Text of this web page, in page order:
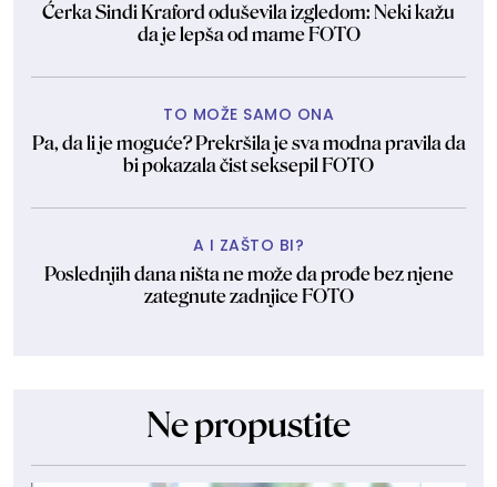
Ćerka Sindi Kraford oduševila izgledom: Neki kažu
da je lepša od mame FOTO
TO MOŽE SAMO ONA
Pa, da li je moguće? Prekršila je sva modna pravila da
bi pokazala čist seksepil FOTO
A I ZAŠTO BI?
Poslednjih dana ništa ne može da prođe bez njene
zategnute zadnjice FOTO
Ne propustite